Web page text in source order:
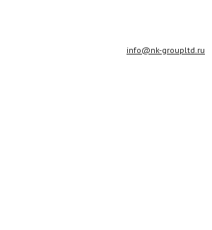
info@nk-groupltd.ru